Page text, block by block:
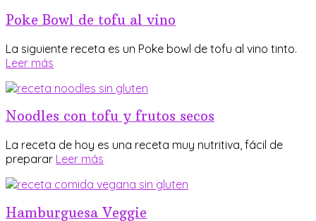
Poke Bowl de tofu al vino
La siguiente receta es un Poke bowl de tofu al vino tinto.
Leer más
Noodles con tofu y frutos secos
La receta de hoy es una receta muy nutritiva, fácil de
preparar Leer más
Hamburguesa Veggie